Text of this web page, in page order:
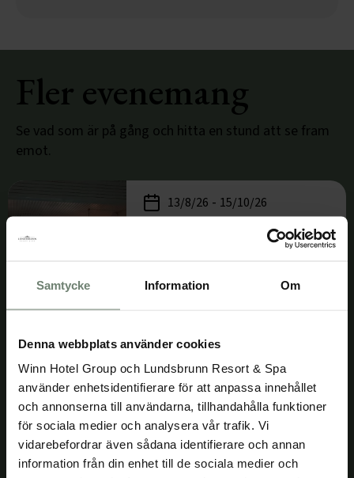
Samtycke Information Om
Denna webbplats använder cookies
Winn Hotel Group och Lundsbrunn Resort & Spa
använder enhetsidentifierare för att anpassa innehållet
och annonserna till användarna, tillhandahålla funktioner
för sociala medier och analysera vår trafik. Vi
vidarebefordrar även sådana identifierare och annan
information från din enhet till de sociala medier och
Fler evenemang
Se vad som är på gång och hitta en stund att se fram
emot.
13/8/26 - 15/10/26
Vattengympa i Nova Spa –
torsdag kl. 9.30–10.15. Start 13/8 2026
(10 tillfällen). Pris 175 kr/tillfälle.
Läs mer
27/9/26 -29/11/26
Frukost & Yoga Slow
Starta dagen med Yoga Slow kl. 08.00
och fortsätt med frukost kl. 09.00.
Utvalda datum!